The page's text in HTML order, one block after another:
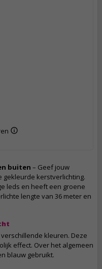
buiten – Geef jouw
gekleurde kerstverlichting.
leds en heeft een groene
lengte van 36 meter en
kleuren. Deze
effect. Over het algemeen
blauw gebruikt.